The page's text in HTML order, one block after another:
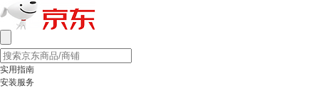
实用指南
安装服务